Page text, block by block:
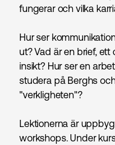
fungerar och vilka
Hur ser
ut? Vad är en brief,
insikt? Hur ser en
studera på Berghs
"verkligheten"?
Lektionerna är
workshops. Under